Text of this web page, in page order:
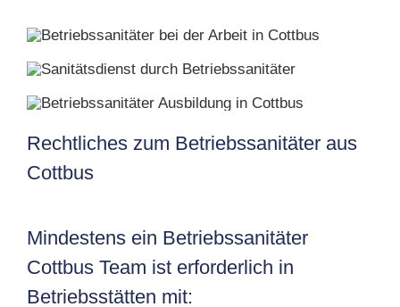
Rechtliches zum Betriebssanitäter aus
Cottbus
Mindestens ein Betriebssanitäter
Cottbus Team ist erforderlich in
Betriebsstätten mit: